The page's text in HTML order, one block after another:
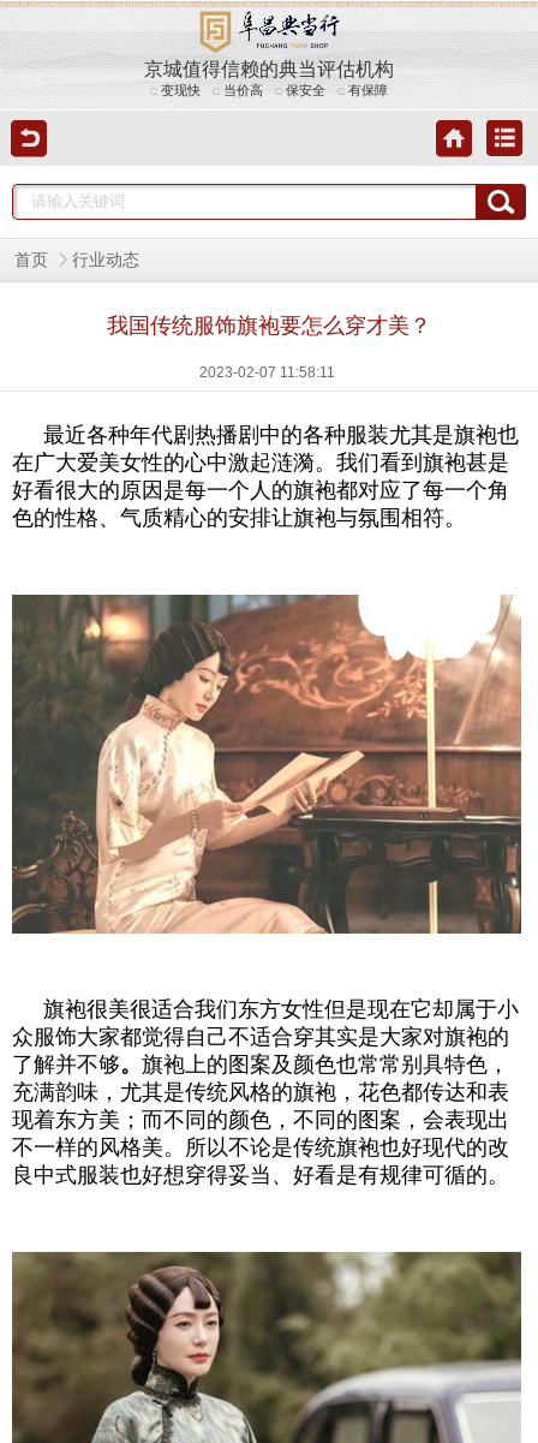
京城值得信赖的典当评估机构
变现快 当价高 保安全 有保障
首页 行业动态
我国传统服饰旗袍要怎么穿才美？
2023-02-07 11:58:11
最近各种年代剧热播剧中的各种服装尤其是旗袍也
在广大爱美女性的心中激起涟漪。我们看到旗袍甚是
好看很大的原因是每一个人的旗袍都对应了每一个角
色的性格、气质精心的安排让旗袍与氛围相符。
旗袍很美很适合我们东方女性但是现在它却属于小
众服饰大家都觉得自己不适合穿其实是大家对旗袍的
了解并不够。 旗袍上的图案及颜色也常常别具特色，
充满韵味，尤其是传统风格的旗袍，花色都传达和表
现着东方美；而不同的颜色，不同的图案，会表现出
不一样的风格美。所以不论是传统旗袍也好现代的改
良中式服装也好想穿得妥当、好看是有规律可循的。